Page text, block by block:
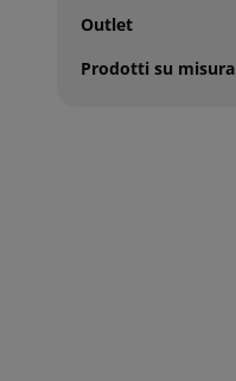
Outlet
Prodotti su misura